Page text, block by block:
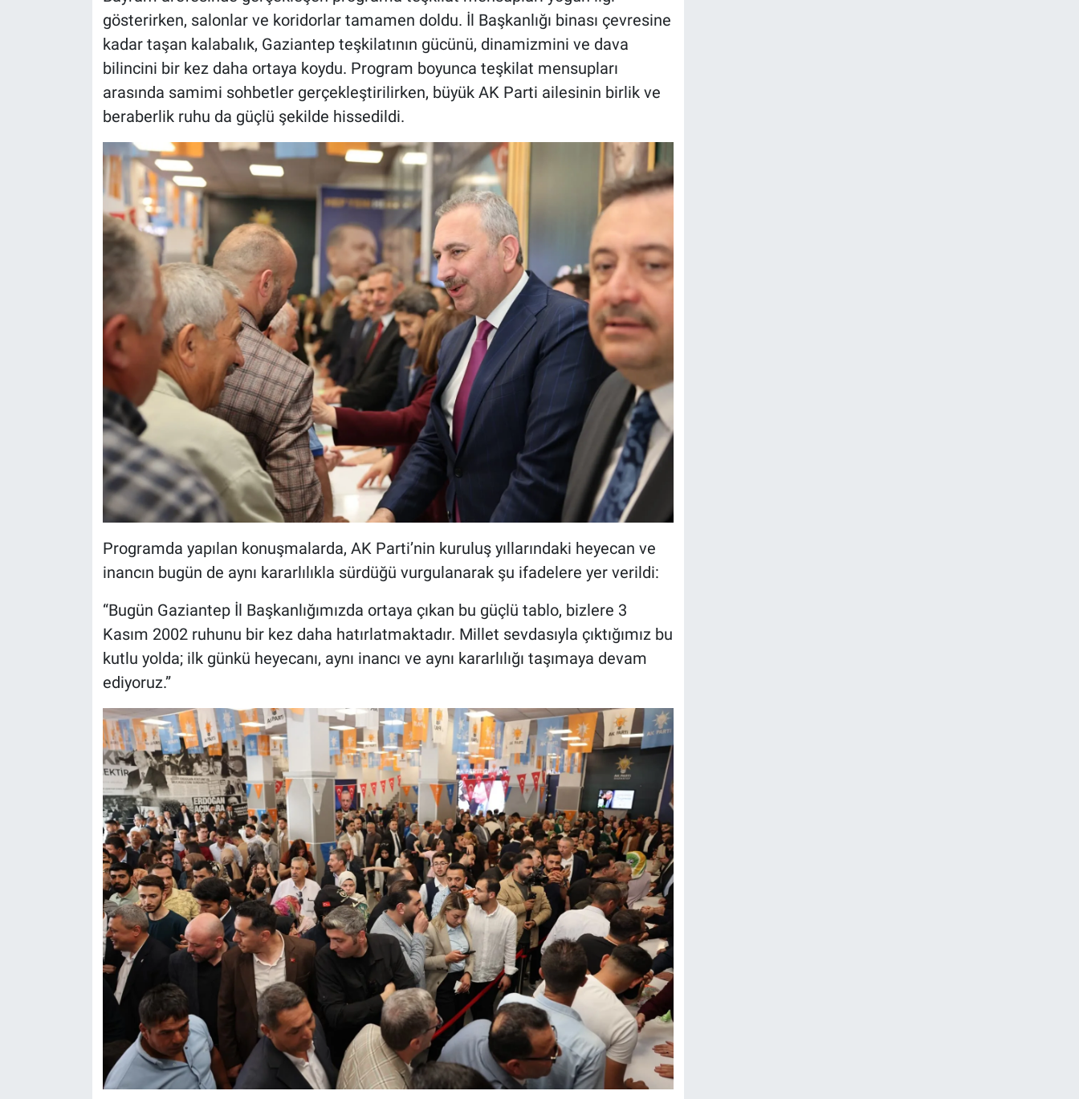
gösterirken, salonlar ve koridorlar tamamen doldu. İl Başkanlığı binası çevresine
kadar taşan kalabalık, Gaziantep teşkilatının gücünü, dinamizmini ve dava
bilincini bir kez daha ortaya koydu. Program boyunca teşkilat mensupları
arasında samimi sohbetler gerçekleştirilirken, büyük AK Parti ailesinin birlik ve
beraberlik ruhu da güçlü şekilde hissedildi.
Programda yapılan konuşmalarda, AK Parti’nin kuruluş yıllarındaki heyecan ve
inancın bugün de aynı kararlılıkla sürdüğü vurgulanarak şu ifadelere yer verildi:
“Bugün Gaziantep İl Başkanlığımızda ortaya çıkan bu güçlü tablo, bizlere 3
Kasım 2002 ruhunu bir kez daha hatırlatmaktadır. Millet sevdasıyla çıktığımız bu
kutlu yolda; ilk günkü heyecanı, aynı inancı ve aynı kararlılığı taşımaya devam
ediyoruz.”